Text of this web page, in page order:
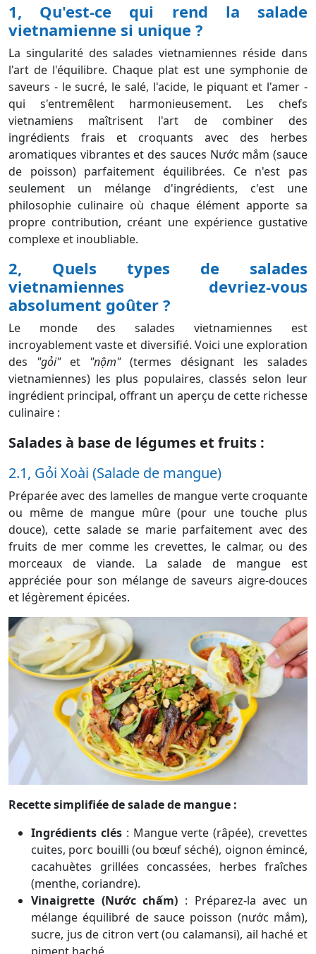
1, Qu'est-ce qui rend la salade
vietnamienne si unique ?
La singularité des salades vietnamiennes réside dans
l'art de l'équilibre. Chaque plat est une symphonie de
saveurs - lesucré, le salé, l'acide, le piquant et l'amer -
qui s'entremêlent harmonieusement. Les chefs
vietnamiens maîtrisent l'art de combiner des
ingrédients frais et croquants avec des herbes
aromatiques vibrantes et des sauces Nước mắm (sauce
de poisson) parfaitement équilibrées. Ce n'est pas
seulement un mélange d'ingrédients, c'est une
philosophie culinaire où chaque élément apporte sa
propre contribution, créant une expérience gustative
complexe et inoubliable.
2, Quels types de salades
vietnamiennes devriez-vous
absolument goûter ?
Le monde des salades vietnamiennes est
incroyablement vaste et diversifié. Voici une exploration
des
"gỏi" et "nộm"(termes désignant les salades
vietnamiennes) les plus populaires, classés selon leur
ingrédient principal, offrant un aperçu de cette richesse
culinaire :
Salades à base de légumes et fruits :
2.1, Gỏi Xoài (Salade de mangue)
Préparée avec des lamelles de mangue verte croquante
ou même de mangue mûre (pour une touche plus
douce), cette salade se marie parfaitement avec des
fruits de mer comme les crevettes, le calmar, ou des
morceaux de viande. La salade de mangue est
appréciée pour son mélange de saveurs aigre-douces
et légèrement épicées.
Recette simplifiée de salade de mangue :
Ingrédients clés: Mangue verte (râpée), crevettes
cuites, porc bouilli (ou bœuf séché), oignon émincé,
cacahuètes grillées concassées, herbes fraîches
(menthe, coriandre).
Vinaigrette (Nước chấm) : Préparez-la avec un
mélange équilibré de sauce poisson (nước mắm),
sucre, jus de citron vert (ou calamansi), ail haché et